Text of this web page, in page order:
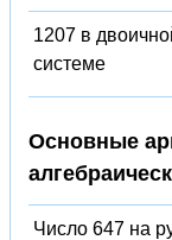
1207 в
системе
Основные
Число 647 на